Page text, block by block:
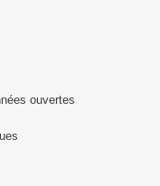
ouvertes